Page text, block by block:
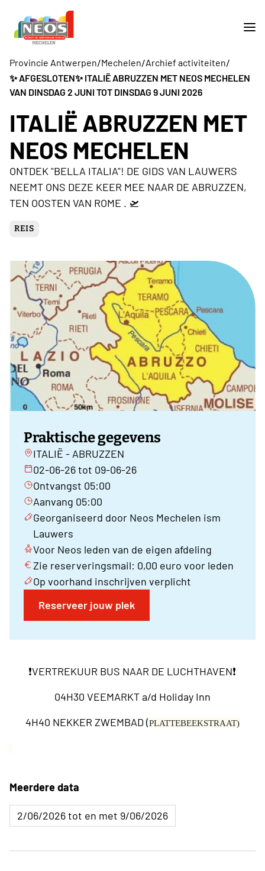
Provincie Antwerpen/Mechelen/Archief activiteiten/
✨️ AFGESLOTEN✨️ ITALIË ABRUZZEN MET NEOS MECHELEN
VAN DINSDAG 2 JUNI TOT DINSDAG 9 JUNI 2026
ITALIË ABRUZZEN MET
NEOS MECHELEN
ONTDEK "BELLA ITALIA"! DE GIDS VAN LAUWERS
NEEMT ONS DEZE KEER MEE NAAR DE ABRUZZEN,
TEN OOSTEN VAN ROME . 🛫
REIS
Praktische gegevens
ITALIË - ABRUZZEN
02-06-26 tot 09-06-26
Ontvangst 05:00
Aanvang 05:00
Georganiseerd door Neos Mechelen ism
Lauwers
Voor Neos leden van de eigen afdeling
Zie reserveringsmail: 0,00 euro voor leden
Op voorhand inschrijven verplicht
Reserveer jouw plek
❗️VERTREKUUR BUS NAAR DE LUCHTHAVEN❗️
04H30 VEEMARKT a/d Holiday Inn
4H40 NEKKER ZWEMBAD (PLATTEBEEKSTRAAT)
Meerdere data
2/06/2026 tot en met 9/06/2026